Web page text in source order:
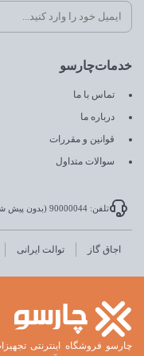
خدمات‌چارسو
تماس با ما
درباره ما
قوانین و مقررات
سوالات متداول
تلفن: 90000044 (بدون پیش شماره و رایگان)
اجاق گاز توالت ایرانی
چارسو فروشگاه اینترنتی